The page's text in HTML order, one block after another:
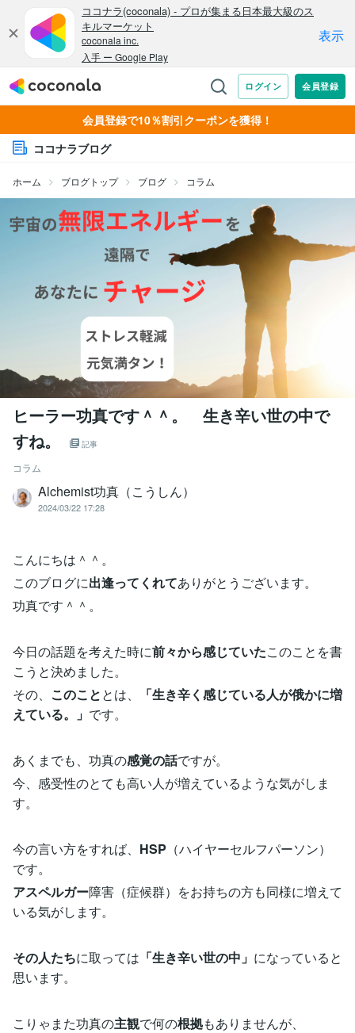
会員登録で10％割引クーポンを獲得！
ココナラブログ
ホーム ブログトップ ブログ コラム
ヒーラー功真です＾＾。 生き辛い世の中で
すね。
記事
コラム
Alchemist功真（こうしん）
2024/03/22 17:28
こんにちは＾＾。
このブログに出逢ってくれてありがとうございます。
功真です＾＾。
今日の話題を考えた時に前々から感じていたこのことを書
こうと決めました。
その、 このこととは、
「生き辛く感じている人が俄かに増
えている。」 です。
あくまでも、功真の感覚の話ですが。
今、感受性のとても高い人が増えているような気がしま
す。
今の言い方をすれば、 HSP （ハイヤーセルフパーソン）
です。
アスペルガー障害（症候群）をお持ちの方も同様に増えて
いる気がします。
その人たちに取っては 「生き辛い世の中」 になっていると
思います。
こりゃまた功真の主観で何の根拠もありませんが、